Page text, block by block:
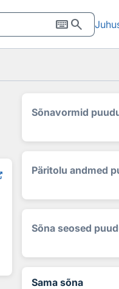
keyboardsearch
Sõnavormid
Päritolu andmed
Sõna seosed
Sama sõna